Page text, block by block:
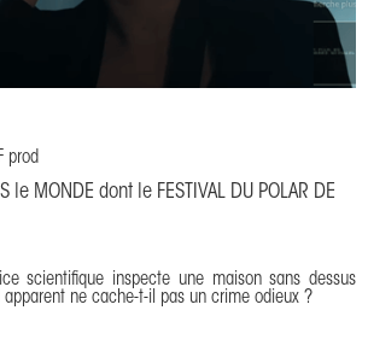
prod
le MONDE dont le FESTIVAL DU POLAR DE
scientifique inspecte une maison sans dessus
apparent ne cache-t-il pas un crime odieux ?